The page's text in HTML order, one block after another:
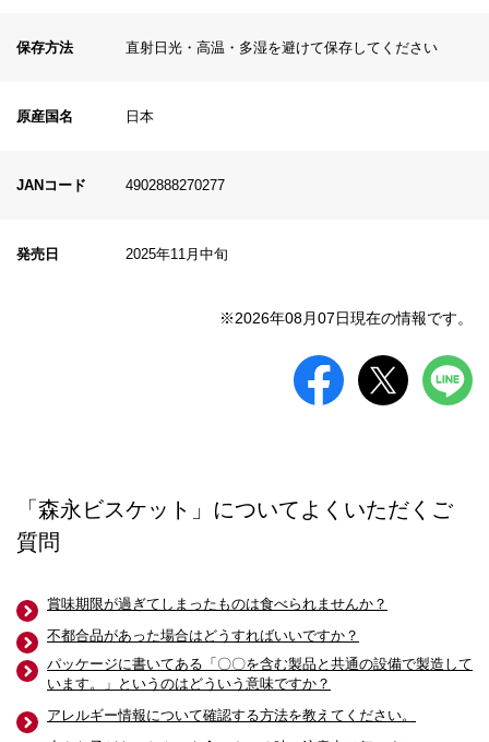
保存方法 直射日光・高温・多湿を避けて保存してください
原産国名 日本
JANコード 4902888270277
発売日 2025年11月中旬
※2026年08月07日現在の情報です。
「森永ビスケット」についてよくいただくご
質問
賞味期限が過ぎてしまったものは食べられませんか？
不都合品があった場合はどうすればいいですか？
パッケージに書いてある「〇〇を含む製品と共通の設備で製造して
います。」というのはどういう意味ですか？
アレルギー情報について確認する方法を教えてください。